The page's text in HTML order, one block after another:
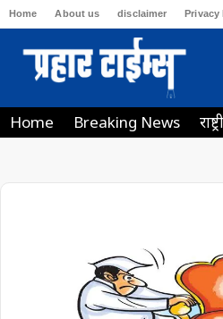
Home About us disclaimer Privacy
Home Breaking News